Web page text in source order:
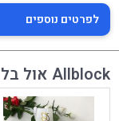
לפרטים נוספים
Allblock אול בלוק